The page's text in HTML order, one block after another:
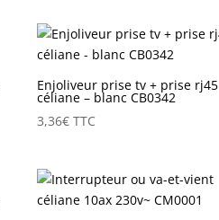
Enjoliveur prise tv + prise rj45
céliane – blanc CB0342
3,36€ TTC